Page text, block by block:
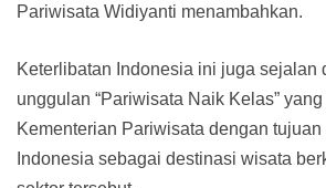
Pariwisata Widiyanti menambahkan.
Keterlibatan Indonesia ini juga sejalan
unggulan “Pariwisata Naik Kelas”
Kementerian Pariwisata dengan
Indonesia sebagai destinasi wisata